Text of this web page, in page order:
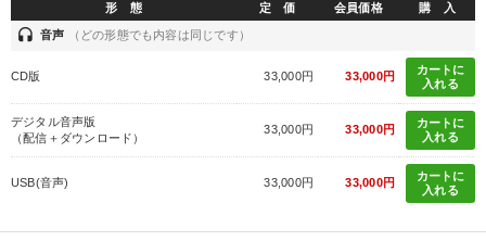
形 態 定 価 会員価格 購 入
headset 音声 （どの形態でも内容は同じです）
CD版 33,000円 33,000円
カートに
入れる
デジタル音声版
（配信＋ダウンロード）
33,000円 33,000円
カートに
入れる
USB(音声) 33,000円 33,000円
カートに
入れる